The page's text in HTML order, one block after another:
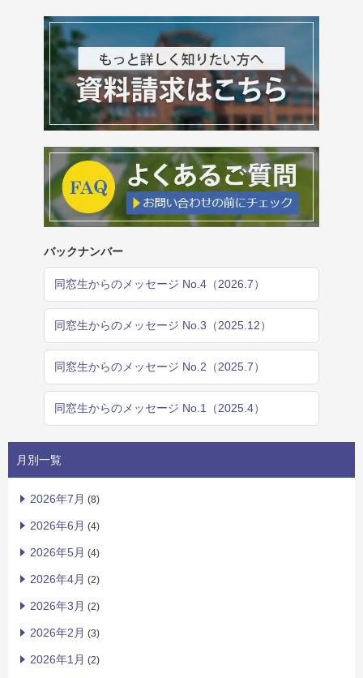
バックナンバー
同窓生からのメッセージ No.4（2026.7）
同窓生からのメッセージ No.3（2025.12）
同窓生からのメッセージ No.2（2025.7）
同窓生からのメッセージ No.1（2025.4）
月別一覧
2026年7月 (8)
2026年6月 (4)
2026年5月 (4)
2026年4月 (2)
2026年3月 (2)
2026年2月 (3)
2026年1月 (2)